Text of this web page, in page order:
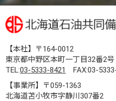
【本社】〒164-0012
東京都中野区本町一丁目32番2
TEL:03-5333-8421
FAX:03-
【事業所】〒059-1363
北海道苫小牧市字静川307番2